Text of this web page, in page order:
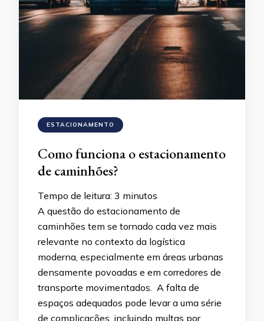
ESTACIONAMENTO
Como funciona o estacionamento
de caminhões?
Tempo de leitura: 3 minutos
A questão do estacionamento de
caminhões tem se tornado cada vez mais
relevante no contexto da logística
moderna, especialmente em áreas urbanas
densamente povoadas e em corredores de
transporte movimentados. A falta de
espaços adequados pode levar a uma série
de complicações, incluindo multas por